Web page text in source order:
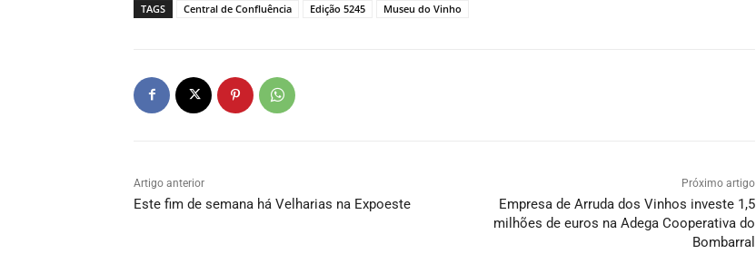
TAGS Central de Confluência Edição 5245 Museu do Vinho
Artigo anterior
Este fim de semana há Velharias na Expoeste
Próximo artigo
Empresa de Arruda dos Vinhos investe 1,5
milhões de euros na Adega Cooperativa do
Bombarral